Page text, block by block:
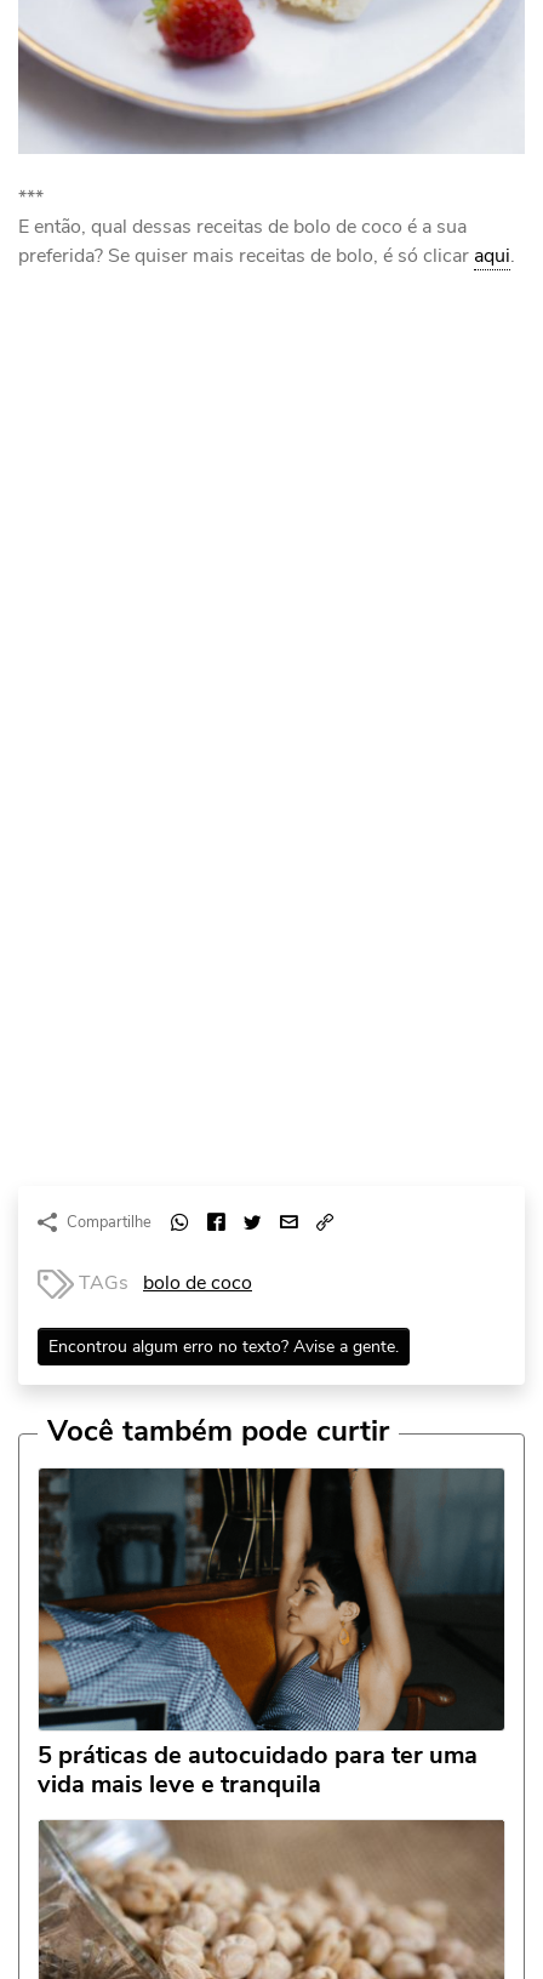
***
E então, qual dessas receitas de bolo de coco é a sua
preferida? Se quiser mais receitas de bolo, é só clicar aqui.
Compartilhe
TAGs bolo de coco
Encontrou algum erro no texto? Avise a gente.
Você também pode curtir
5 práticas de autocuidado para ter uma
vida mais leve e tranquila